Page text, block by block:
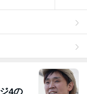
4の